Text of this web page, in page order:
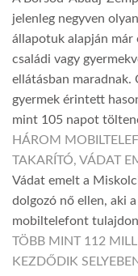
jelenleg negyven
állapotuk alapján már
családi vagy
ellátásban maradnak.
gyermek érintett
mint 105 napot
HÁROM
TAKARÍTÓ, VÁDAT
Vádat emelt a
dolgozó nő ellen, aki
mobiltelefont
TÖBB MINT 112
KEZDŐDIK